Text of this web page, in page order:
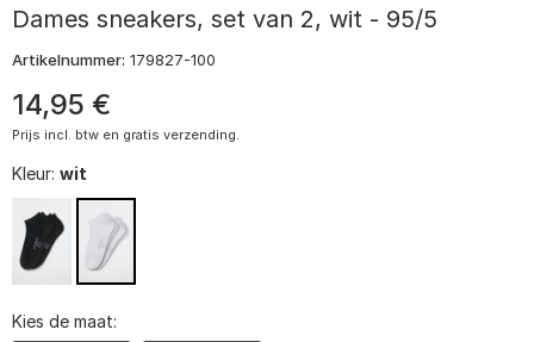
Dames sneakers, set van 2, wit - 95/5
Artikelnummer: 179827-100
14,95 €
Prijs incl. btw en gratis verzending.
Kleur: wit
Kies de maat: